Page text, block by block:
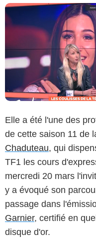
Elle a été l'une des
de cette saison 11 de
Chaduteau, qui
TF1 les cours
mercredi 20 mars
y a évoqué son
passage dans
Garnier, certifié en
disque d'or.